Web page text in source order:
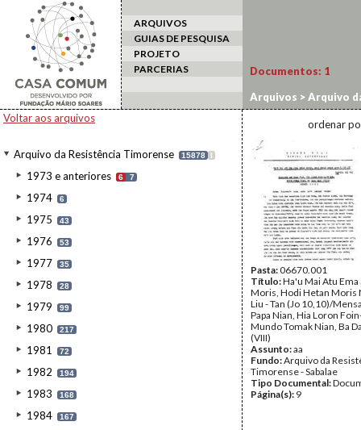
ARQUIVOS
GUIAS DE PESQUISA
PROJETO
PARCERIAS
Voltar aos arquivos
Arquivo da Resistência Timorense 15878 I
1973 e anteriores 6 7
1974 6
1975 43
1976 53
1977 35
1978 28
1979 99
1980 217
1981 72
1982 194
1983 168
1984 167
Documentos: 1
Arquivos >Arquivo
ordenar
Pasta:06670.001
Título:Ha'u Mai Atu Ema
Moris, Hodi Hetan Moris
Liu - Tan (Jo 10,10)/
Papa Nian, Hia Loron
Mundo Tomak Nian, Ba
(VIII)
Assunto:aa
Fundo:Arquivo da
Timorense - Sabalae
Tipo Documental:
Página(s): 9